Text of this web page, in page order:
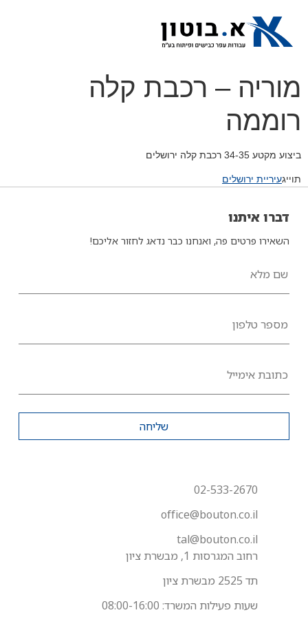
מוריה – רכבת קלה
רוממה
ביצוע מקטע 34-35 רכבת קלה ירושלים
תוייגעיריית ירושלים
02-533-2670
office@bouton.co.il
tal@bouton.co.il
רחוב המגרסות 1, מבשרת ציון
תד 2525 מבשרת ציון
שעות פעילות המשרד: 08:00-16:00
דברו איתנו
השאירו פרטים פה, ואנחנו כבר נדאג לחזור אליכם!
שם מלא
מספר טלפון
כתובת אימייל
שליחה